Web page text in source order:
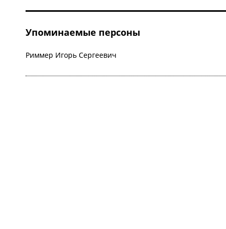
Упоминаемые персоны
Риммер Игорь Сергеевич